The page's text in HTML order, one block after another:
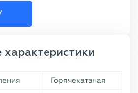
характеристики
Горячекатаная